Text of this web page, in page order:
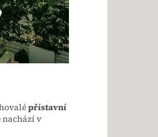
přístavní
nachází v